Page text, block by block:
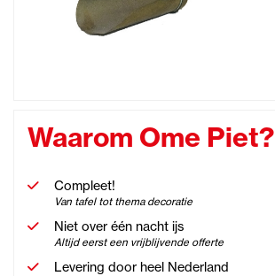
Waarom Ome Piet?
Compleet!
Van tafel tot thema decoratie
Niet over één nacht ijs
Altijd eerst een vrijblijvende offerte
Levering door heel Nederland